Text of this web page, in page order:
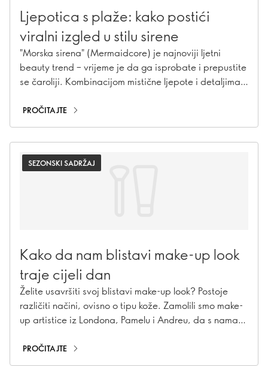
Ljepotica s plaže: kako postići
viralni izgled u stilu sirene
"Morska sirena" (Mermaidcore) je najnoviji ljetni
beauty trend – vrijeme je da ga isprobate i prepustite
se čaroliji. Kombinacijom mistične ljepote i detaljima
omogućiti da izgledate i osjećate se poput prave
morske boginje.
PROČITAJTE
SEZONSKI SADRŽAJ
Kako da nam blistavi make-up look
traje cijeli dan
Želite usavršiti svoj blistavi make-up look? Postoje
različiti načini, ovisno o tipu kože. Zamolili smo make-
up artistice iz Londona, Pamelu i Andreu, da s nama
PROČITAJTE